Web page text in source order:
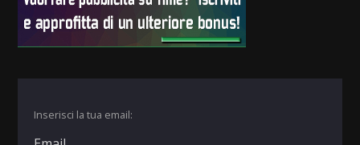
Inserisci la tua email: